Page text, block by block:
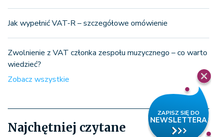
Jak wypełnić VAT-R – szczegółowe omówienie
Zwolnienie z VAT członka zespołu muzycznego – co warto
wiedzieć?
Zobacz wszystkie
Najchętniej czytane